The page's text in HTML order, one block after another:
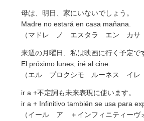
母は、明日、家にいないでしょう。
Madre no estará en casa mañana.
（マドレ ノ エスタラ エン カサ
来週の月曜日、私は映画に行く予定で
El próximo lunes, iré al cine.
（エル プロクシモ ルーネス イ
ir a +不定詞も未来表現に使います。
ir a + Infinitivo también se usa para
（イール ア ＋インフィニティー